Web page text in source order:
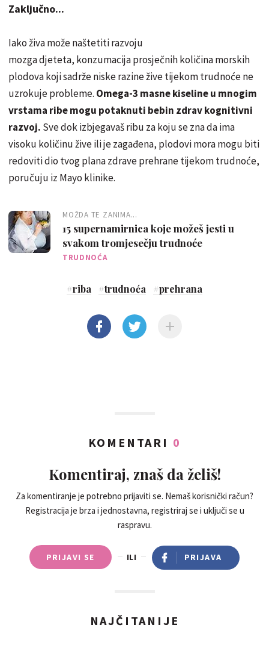
Zaključno...
Iako živa može naštetiti razvoju
mozga djeteta, konzumacija prosječnih količina morskih
plodova koji sadrže niske razine žive tijekom trudnoće ne
uzrokuje probleme. Omega-3 masne kiseline u mnogim
vrstama ribe mogu potaknuti bebin zdrav kognitivni
razvoj. Sve dok izbjegavaš ribu za koju se zna da ima
visoku količinu žive ili je zagađena, plodovi mora mogu biti
redoviti dio tvog plana zdrave prehrane tijekom trudnoće,
poručuju iz Mayo klinike.
MOŽDA TE ZANIMA...
15 supernamirnica koje možeš jesti u
svakom tromjesečju trudnoće
TRUDNOĆA
#riba #trudnoća #prehrana
KOMENTARI 0
Komentiraj, znaš da želiš!
Za komentiranje je potrebno prijaviti se. Nemaš korisnički račun?
Registracija je brza i jednostavna, registriraj se i uključi se u
raspravu.
PRIJAVI SE ILI PRIJAVA
NAJČITANIJE